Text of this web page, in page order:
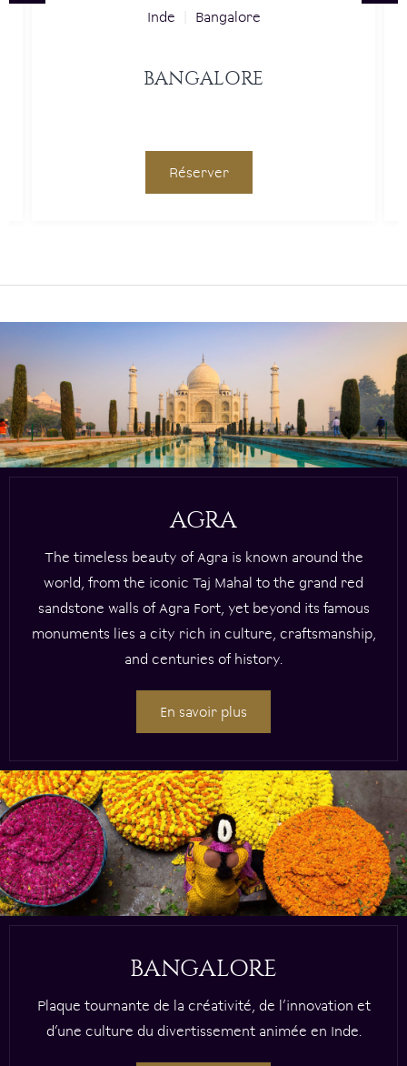
Inde Bangalore
BANGALORE
Réserver
AGRA
The timeless beauty of Agra is known around the
world, from the iconic Taj Mahal to the grand red
sandstone walls of Agra Fort, yet beyond its famous
monuments lies a city rich in culture, craftsmanship,
and centuries of history.
En savoir plus
BANGALORE
Plaque tournante de la créativité, de l’innovation et
d’une culture du divertissement animée en Inde.